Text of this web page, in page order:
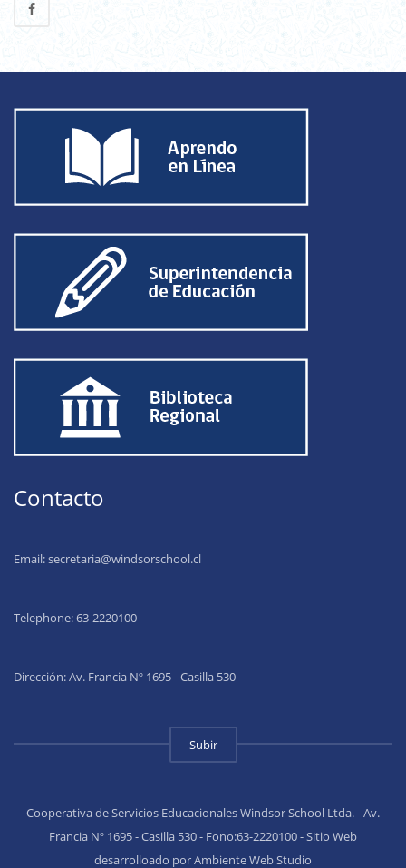
Contacto
Email:secretaria@windsorschool.cl
Telephone: 63-2220100
Dirección: Av. Francia Nº 1695 - Casilla 530
Subir
Cooperativa de Servicios Educacionales Windsor School Ltda. - Av.
Francia Nº 1695 - Casilla 530 - Fono:63-2220100 - Sitio Web
desarrolloado por Ambiente Web Studio